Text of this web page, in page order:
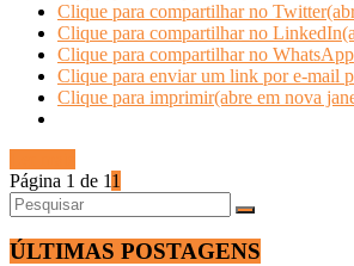
Clique para compartilhar no
Clique para compartilhar no
Clique para compartilhar no
Clique para enviar um link por e-mail
Clique para imprimir(abre em nova
Página 1 de 11
ÚLTIMAS POSTAGENS